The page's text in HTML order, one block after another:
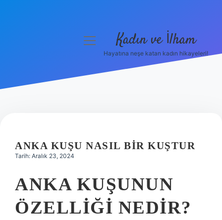
Hakkımızda
menüyü
Kadın ve İlham
Hayatına neşe katan kadın hikayeleri!
ANKA KUŞU NASIL BIR KUŞTUR
Tarih: Aralık 23, 2024
ANKA KUŞUNUN
ÖZELLIĞI NEDIR?